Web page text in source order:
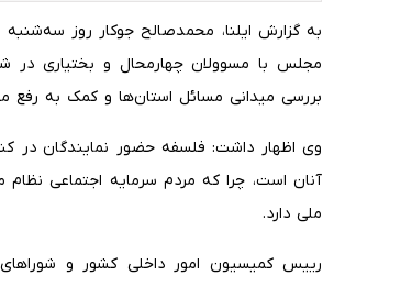
به گزارش ایلنا، محمدصالح جوکار روز
مجلس با مسوولان چهارمحال و بختیاری در
بررسی میدانی مسائل استان‌ها و کمک به
وی اظهار داشت: فلسفه حضور نمایندگان در
آنان است، چرا که مردم سرمایه اجتماعی
ملی دارد.